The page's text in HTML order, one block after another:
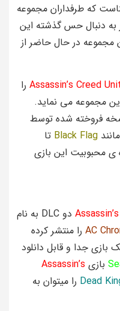
که طرفداران مجموعه
به دنبال حس گذشته این
در حال حاضر از
Assassin’s Creed را
مجموعه می نماید.
فروخته شده توسط
Black Flag تا
محبوبیت این بازی
دو DLC به نام
AC را منتشر کرده
بازی جدا و قابل دانلود
بازی Assassin’s
Dead را میتوان به